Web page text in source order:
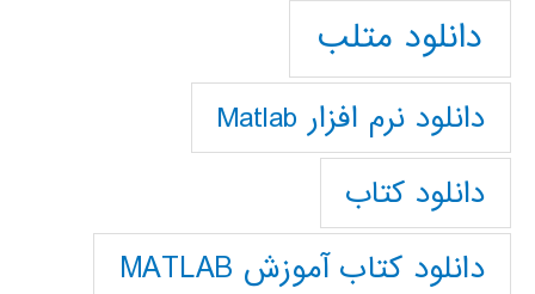
دانلود متلب
دانلود نرم افزار Matlab
دانلود کتاب
دانلود کتاب آموزش MATLAB